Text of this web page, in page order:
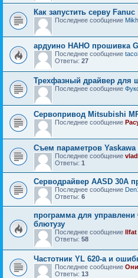
Как запустить серву Fanuc
Последнее сообщение
ардуино НАНО прошивка
Последнее сообщение
Ответы: 27
Трехфазный драйвер для
Последнее сообщение
Сервопривод Mitsubishi
Последнее сообщение
Съем параметров Yaskawa
Последнее сообщение
Ответы: 1
Серводрайвер AASD 30A
Последнее сообщение
Ответы: 6
программа для
блютузу
Последнее сообщение Ilfat
Ответы: 58
Частотник YL 620-a и
Последнее сообщение
Ответы: 13